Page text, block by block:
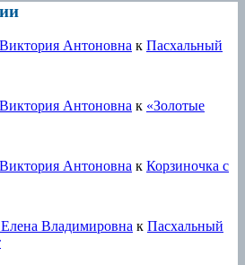
Антоновна к Пасхальный
Антоновна к «Золотые
Антоновна к Корзиночка с
Владимировна к Пасхальный